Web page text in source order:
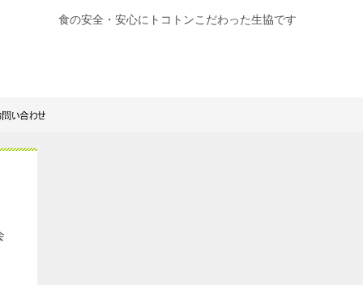
食の安全・安心にトコトンこだわった生協です